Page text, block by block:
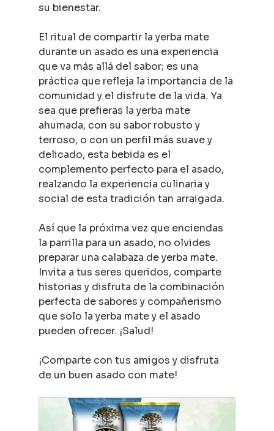
su bienestar.
El ritual de compartir la yerba mate
durante un asado es una experiencia
que va más allá del sabor; es una
práctica que refleja la importancia de la
comunidad y el disfrute de la vida. Ya
sea que prefieras la yerba mate
ahumada, con su sabor robusto y
terroso, o con un perfil más suave y
delicado, esta bebida es el
complemento perfecto para el asado,
realzando la experiencia culinaria y
social de esta tradición tan arraigada.
Así que la próxima vez que enciendas
la parrilla para un asado, no olvides
preparar una calabaza de yerba mate.
Invita a tus seres queridos, comparte
historias y disfruta de la combinación
perfecta de sabores y compañerismo
que solo la yerba mate y el asado
pueden ofrecer. ¡Salud!
¡Comparte con tus amigos y disfruta
de un buen asado con mate!